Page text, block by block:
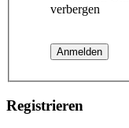
verbergen
Registrieren